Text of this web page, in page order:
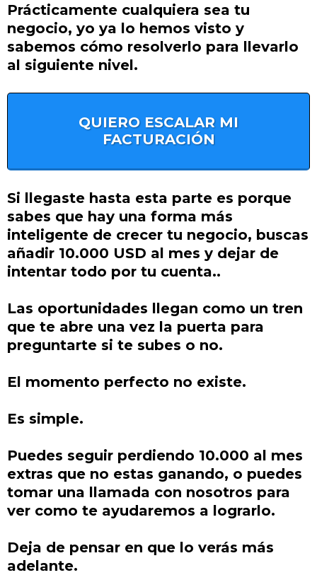
Prácticamente cualquiera sea tu
negocio, yo ya lo hemos visto y
sabemos cómo resolverlo para llevarlo
al siguiente nivel.
QUIERO ESCALAR MI
FACTURACIÓN
Si llegaste hasta esta parte es porque
sabes que hay una forma más
inteligente de crecer tu negocio, buscas
añadir 10.000 USD al mes y dejar de
intentar todo por tu cuenta..
Las oportunidades llegan como un tren
que te abre una vez la puerta para
preguntarte si te subes o no.
El momento perfecto no existe.
Es simple.
Puedes seguir perdiendo 10.000 al mes
extras que no estas ganando, o puedes
tomar una llamada con nosotros para
ver como te ayudaremos a lograrlo.
Deja de pensar en que lo verás más
adelante.